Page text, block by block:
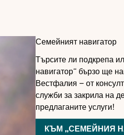
Семейният навигатор
Търсите ли подкрепа
навигатор“ бързо ще
Вестфалия – от
служби за закрила на
предлаганите услуги!
КЪМ „СЕМЕЙНИЯ